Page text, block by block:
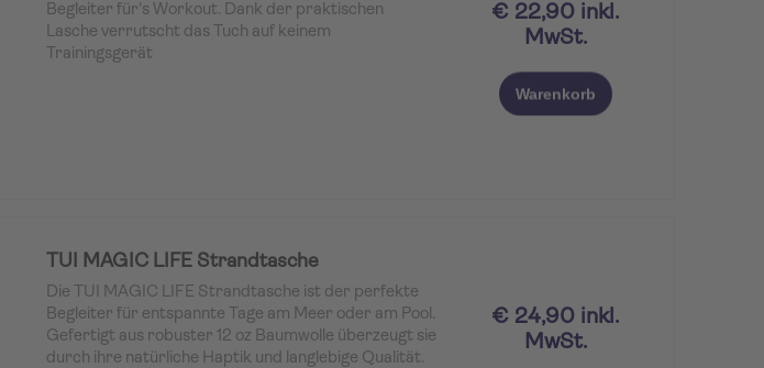
Begleiter für's Workout. Dank der praktischen
Lasche verrutscht das Tuch auf keinem
Trainingsgerät
€ 22,90 inkl.
MwSt.
Warenkorb
TUI MAGIC LIFE Strandtasche
Die TUI MAGIC LIFE Strandtasche ist der perfekte
Begleiter für entspannte Tage am Meer oder am Pool.
Gefertigt aus robuster 12 oz Baumwolle überzeugt sie
durch ihre natürliche Haptik und langlebige Qualität.
€ 24,90 inkl.
MwSt.